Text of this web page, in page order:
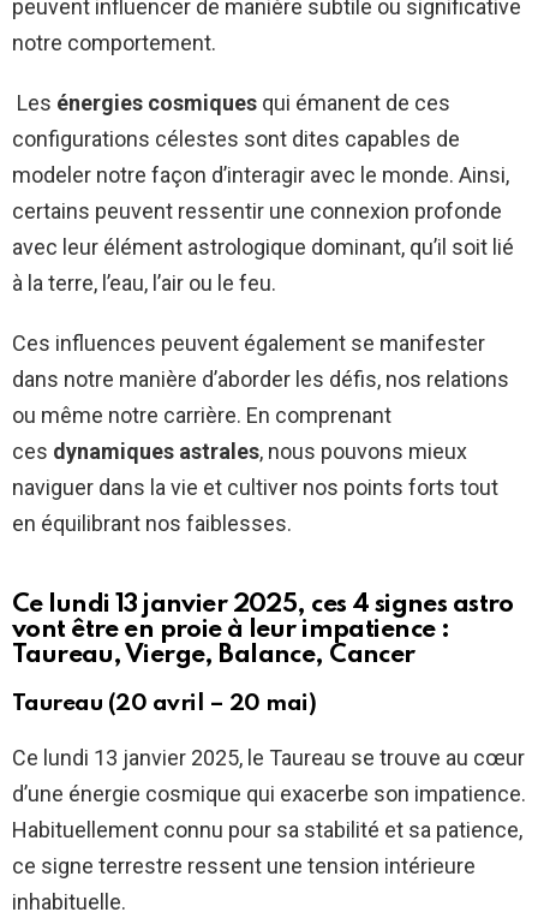
peuvent influencer de manière subtile ou significative
notre comportement.
Les énergies cosmiques qui émanent de ces
configurations célestes sont dites capables de
modeler notre façon d’interagir avec le monde. Ainsi,
certains peuvent ressentir une connexion profonde
avec leur élément astrologique dominant, qu’il soit lié
à la terre, l’eau, l’air ou le feu.
Ces influences peuvent également se manifester
dans notre manière d’aborder les défis, nos relations
ou même notre carrière. En comprenant
ces dynamiques astrales, nous pouvons mieux
naviguer dans la vie et cultiver nos points forts tout
en équilibrant nos faiblesses.
Ce lundi 13 janvier 2025, ces 4 signes astro
vont être en proie à leur impatience :
Taureau, Vierge, Balance, Cancer
Taureau (20 avril – 20 mai)
Ce lundi 13 janvier 2025, le Taureau se trouve au cœur
d’une énergie cosmique qui exacerbe son impatience.
Habituellement connu pour sa stabilité et sa patience,
ce signe terrestre ressent une tension intérieure
inhabituelle.